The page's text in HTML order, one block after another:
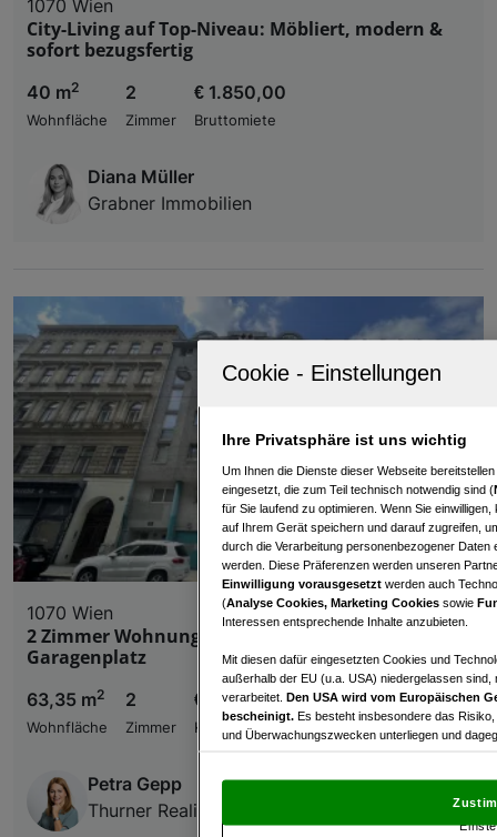
1070 Wien
City-Living auf Top-Niveau: Möbliert, modern &
sofort bezugsfertig
40 m2
Wohnfläche
2
Zimmer
€ 1.850,00
Bruttomiete
Diana Müller
Grabner Immobilien
1070 Wien
2 Zimmer Wohnung in Bestlage des 7. Bezirks inkl.
Garagenplatz
63,35 m2
Wohnfläche
2
Zimmer
€ 350.000,00
Kaufpreis
Petra Gepp
Thurner Realitäten GmbH
Ihre Privatsphäre ist uns wichtig
Um Ihnen die Dienste dieser Webseite
eingesetzt, die zum Teil technisch notwendig sind (
für Sie laufend zu optimieren. Wenn Sie
auf Ihrem Gerät speichern und darauf zugreifen,
durch die Verarbeitung personenbezogener
werden. Diese Präferenzen werden unseren
Einwilligung vorausgesetzt werden auch
(Analyse Cookies, Marketing Cookies sowie
Interessen entsprechende Inhalte anzubieten.
Mit diesen dafür eingesetzten Cookies und
außerhalb der EU (u.a. USA) niedergelassen
verarbeitet. Den USA wird vom Europäischen
bescheinigt. Es besteht insbesondere das
und Überwachungszwecken unterliegen und
und Widerspruch gegen die Verarbeitung auf der
„Cookie Einstellungen“, die sich auf jeder Seite